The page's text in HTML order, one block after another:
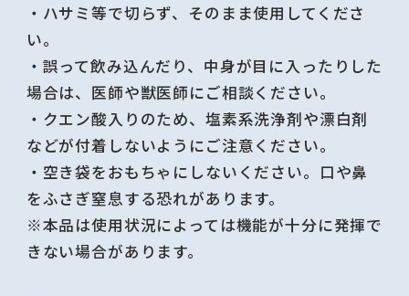
・ハサミ等で切らず、そのまま使用してくださ
い。
・誤って飲み込んだり、中身が目に入ったりした
場合は、医師や獣医師にご相談ください。
・クエン酸入りのため、塩素系洗浄剤や漂白剤
などが付着しないようにご注意ください。
・空き袋をおもちゃにしないください。口や鼻
をふさぎ窒息する恐れがあります。
※本品は使用状況によっては機能が十分に発揮で
きない場合があります。